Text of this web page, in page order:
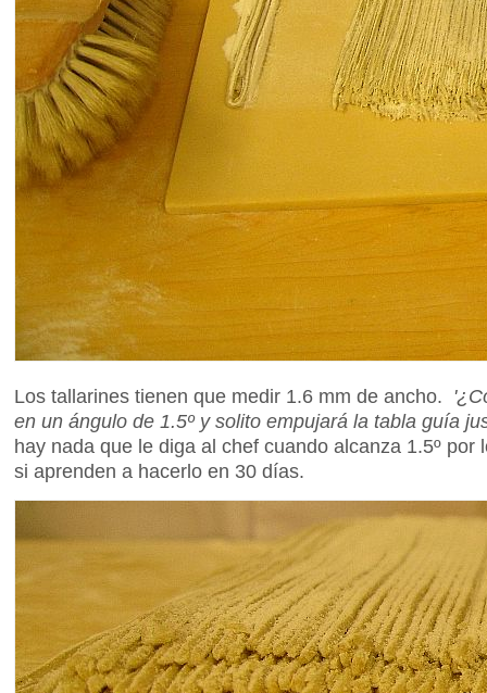
Los tallarines tienen que medir 1.6 mm de ancho.
en un ángulo de 1.5º y solito empujará la tabla guía
hay nada que le diga al chef cuando alcanza 1.5º
si aprenden a hacerlo en 30 días.